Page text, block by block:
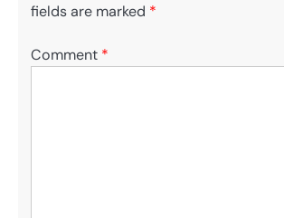
fields are marked *
Comment *